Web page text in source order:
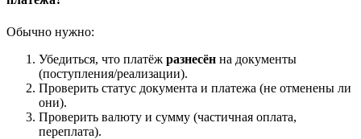
Обычно нужно:
Убедиться, что платёж разнесён на документы
(поступления/реализации).
Проверить статус документа и платежа (не отменены ли
они).
Проверить валюту и сумму (частичная оплата,
переплата).